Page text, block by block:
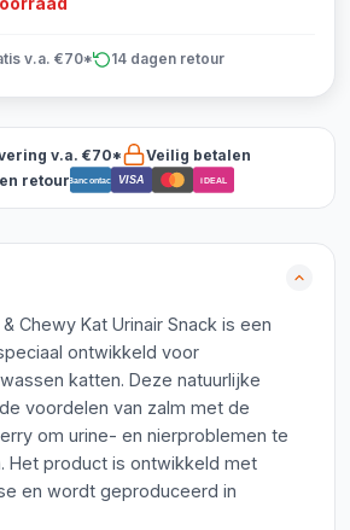
v.a. €70* 14 dagen retour
v.a. €70*
Veilig betalen
retourBancontact VISA iDEAL
Chewy Kat Urinair Snack is een
ontwikkeld voor
katten. Deze natuurlijke
voordelen van zalm met de
om urine- en nierproblemen te
Het product is ontwikkeld met
en wordt geproduceerd in